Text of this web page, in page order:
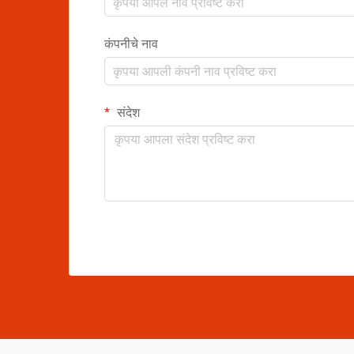
कंपनीचे नाव
संदेश